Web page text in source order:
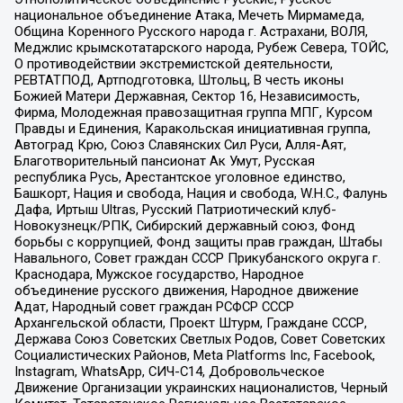
национальное объединение Атака, Мечеть Мирмамеда,
Община Коренного Русского народа г. Астрахани, ВОЛЯ,
Меджлис крымскотатарского народа, Рубеж Севера, ТОЙС,
О противодействии экстремистской деятельности,
РЕВТАТПОД, Артподготовка, Штольц, В честь иконы
Божией Матери Державная, Сектор 16, Независимость,
Фирма, Молодежная правозащитная группа МПГ, Курсом
Правды и Единения, Каракольская инициативная группа,
Автоград Крю, Союз Славянских Сил Руси, Алля-Аят,
Благотворительный пансионат Ак Умут, Русская
республика Русь, Арестантское уголовное единство,
Башкорт, Нация и свобода, Нация и свобода, W.H.С., Фалунь
Дафа, Иртыш Ultras, Русский Патриотический клуб-
Новокузнецк/РПК, Сибирский державный союз, Фонд
борьбы с коррупцией, Фонд защиты прав граждан, Штабы
Навального, Совет граждан СССР Прикубанского округа г.
Краснодара, Мужское государство, Народное
объединение русского движения, Народное движение
Адат, Народный совет граждан РСФСР СССР
Архангельской области, Проект Штурм, Граждане СССР,
Держава Союз Советских Светлых Родов, Совет Советских
Социалистических Районов, Meta Platforms Inc, Facebook,
Instagram, WhatsApp, СИЧ-С14, Добровольческое
Движение Организации украинских националистов, Черный